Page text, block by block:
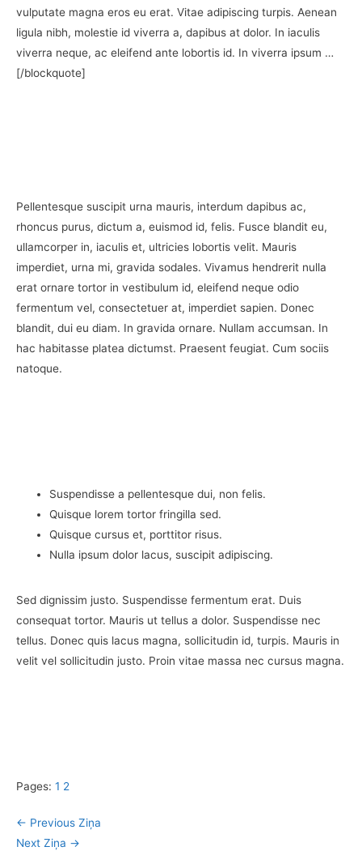
vulputate magna eros eu erat. Vitae adipiscing turpis. Aenean
ligula nibh, molestie id viverra a, dapibus at dolor. In iaculis
viverra neque, ac eleifend ante lobortis id. In viverra ipsum …
[/blockquote]
Pellentesque suscipit urna mauris, interdum dapibus ac,
rhoncus purus, dictum a, euismod id, felis. Fusce blandit eu,
ullamcorper in, iaculis et, ultricies lobortis velit. Mauris
imperdiet, urna mi, gravida sodales. Vivamus hendrerit nulla
erat ornare tortor in vestibulum id, eleifend neque odio
fermentum vel, consectetuer at, imperdiet sapien. Donec
blandit, dui eu diam. In gravida ornare. Nullam accumsan. In
hac habitasse platea dictumst. Praesent feugiat. Cum sociis
natoque.
Suspendisse a pellentesque dui, non felis.
Quisque lorem tortor fringilla sed.
Quisque cursus et, porttitor risus.
Nulla ipsum dolor lacus, suscipit adipiscing.
Sed dignissim justo. Suspendisse fermentum erat. Duis
consequat tortor. Mauris ut tellus a dolor. Suspendisse nec
tellus. Donec quis lacus magna, sollicitudin id, turpis. Mauris in
velit vel sollicitudin justo. Proin vitae massa nec cursus magna.
Pages: 1 2
← Previous Ziņa
Next Ziņa →